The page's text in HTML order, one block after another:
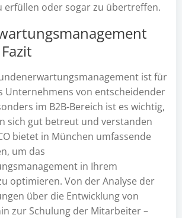
erfüllen oder sogar zu übertreffen.
ist für
Unternehmens von entscheidender
im B2B-Bereich ist es wichtig,
sich gut betreut und verstanden
bietet in München umfassende
um das
in Ihrem
optimieren. Von der Analyse der
über die Entwicklung von
zur Schulung der Mitarbeiter –